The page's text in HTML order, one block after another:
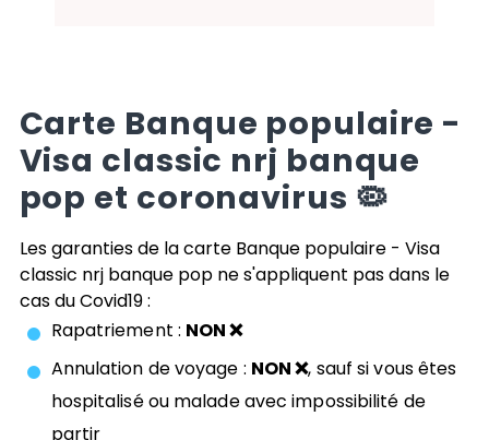
Carte Banque populaire -
Visa classic nrj banque
pop et coronavirus 🦠
Les garanties de la carte Banque populaire - Visa
classic nrj banque popne s'appliquent pas dans le
cas du Covid19 :
Rapatriement : NON ❌
Annulation de voyage : NON ❌, sauf si vous êtes
hospitalisé ou malade avec impossibilité de
partir